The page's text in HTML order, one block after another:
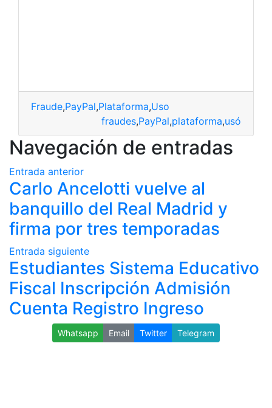
Fraude,PayPal,Plataforma,Uso
fraudes,PayPal,plataforma,usó
Navegación de entradas
Entrada anterior
Carlo Ancelotti vuelve al
banquillo del Real Madrid y
firma por tres temporadas
Entrada siguiente
Estudiantes Sistema Educativo
Fiscal Inscripción Admisión
Cuenta Registro Ingreso
Whatsapp Email Twitter Telegram